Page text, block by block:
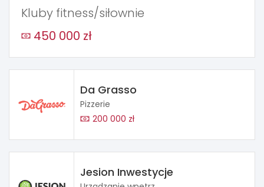
Kluby fitness/siłownie
450 000 zł
Da Grasso
Pizzerie
200 000 zł
Jesion Inwestycje